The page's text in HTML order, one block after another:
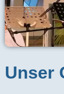
Unser